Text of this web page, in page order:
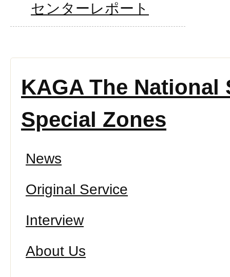
センターレポート
KAGA The National
Special Zones
News
Original Service
Interview
About Us